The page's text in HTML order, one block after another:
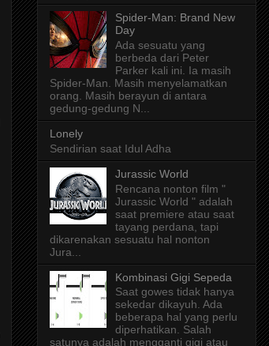
Spider-Man: Brand New
Day
Ada sesuatu yang
berbeda dari Peter
Parker kali ini. Ia masih
Spider-Man. Masih menyelamatkan
orang. Masih berayun di antara
gedung-gedung N...
Lonely
Sendirian saat Idul Adha
Jurassic World
Rencana nonton film "
Jurassic World " adalah
saat premiere atau saat
tayang perdana, tapi
dikarenakan sesuatu hal nonton
Jura...
Kombinasi Gigi Sepeda
Saat gowes tidak hanya
sekedar dikayuh. Ada
beberapa hal yang perlu
diperhatikan. Salah
satunya adalah mengganti gigi atau